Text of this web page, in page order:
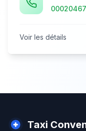
Voir les détails
Taxi